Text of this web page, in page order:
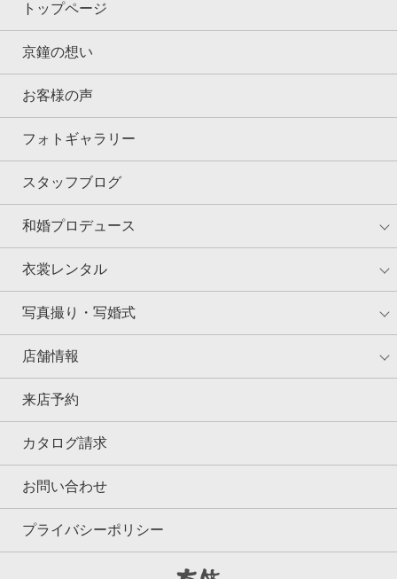
トップページ
京鐘の想い
お客様の声
フォトギャラリー
スタッフブログ
和婚プロデュース
衣裳レンタル
写真撮り・写婚式
店舗情報
来店予約
カタログ請求
お問い合わせ
プライバシーポリシー